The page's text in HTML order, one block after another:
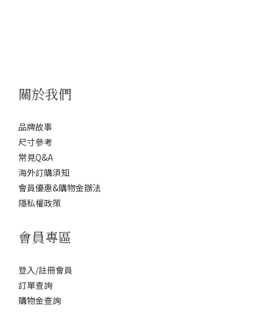
關於我們
品牌故事
尺寸參考
常見Q&A
海外訂購須知
會員優惠&購物金辦法
隱私權政策
會員專區
登入/註冊會員
訂單查詢
購物金查詢